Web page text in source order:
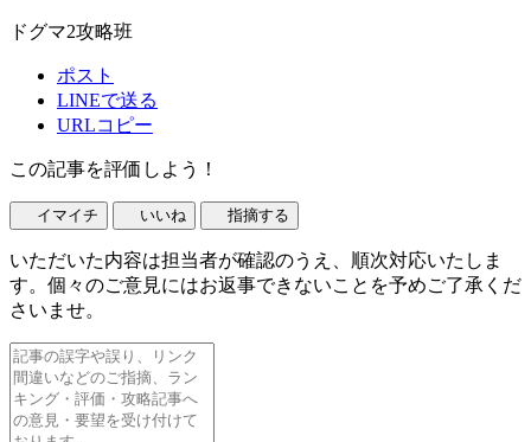
ドグマ2攻略班
ポスト
LINEで送る
URLコピー
この記事を評価しよう！
イマイチ いいね 指摘する
いただいた内容は担当者が確認のうえ、順次対応いたしま
す。個々のご意見にはお返事できないことを予めご了承くだ
さいませ。